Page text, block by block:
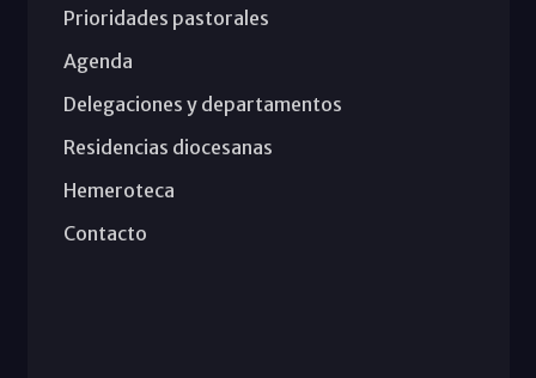
Prioridades pastorales
Agenda
Delegaciones y departamentos
Residencias diocesanas
Hemeroteca
Contacto